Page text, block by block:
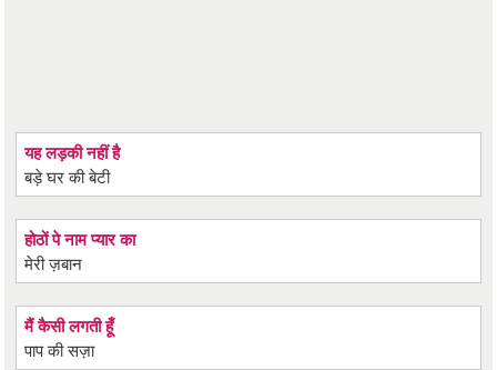
यह लड़की नहीं है
बड़े घर की बेटी
होठों पे नाम प्यार का
मेरी ज़बान
मैं कैसी लगती हूँ
पाप की सज़ा